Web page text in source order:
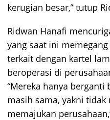
kerugian besar,” tutup
Ridwan Hanafi
yang saat ini
terkait dengan kartel
beroperasi di
“Mereka hanya
masih sama, yakni
memajukan